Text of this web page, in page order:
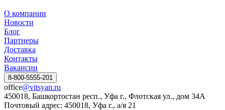
О компании
Новости
Блог
Партнеры
Доставка
Контакты
Вакансии
8-800-5555-201
office@vitsyan.ru
450018, Башкортостан респ., Уфа г., Флотская ул., дом 34А
Почтовый адрес: 450018, Уфа г., а/я 21